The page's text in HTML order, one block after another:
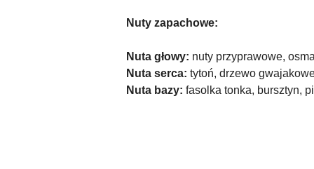
Nuty zapachowe:
Nuta głowy: nuty przyprawowe,
Nuta serca: tytoń, drzewo
Nuta bazy: fasolka tonka, bursztyn,